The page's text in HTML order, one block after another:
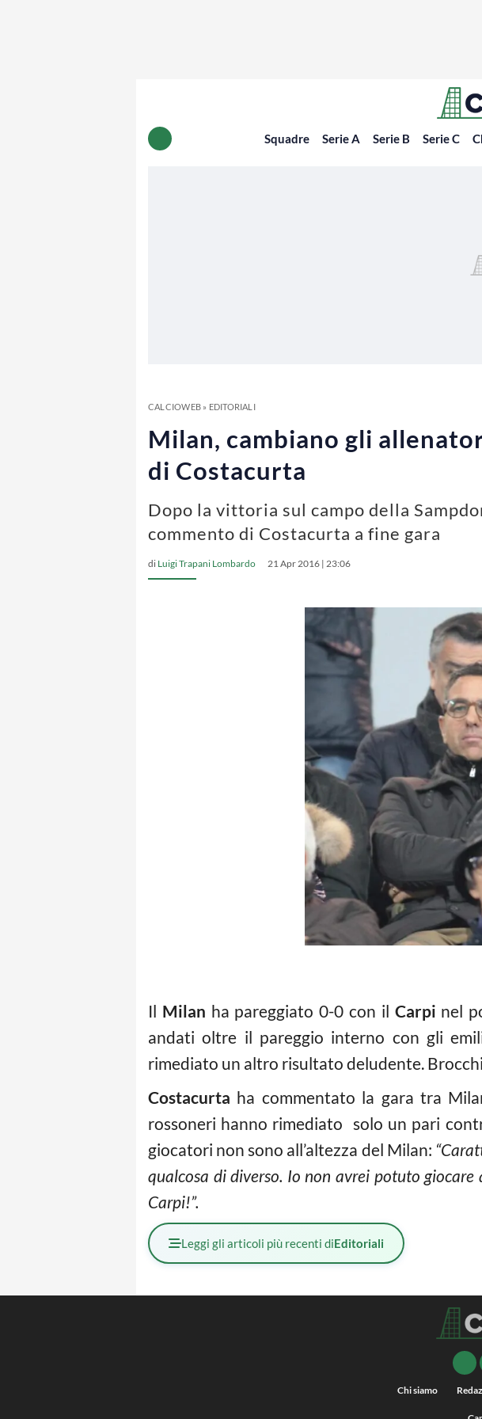
Squadre Serie A Serie B Serie C
CALCIOWEB» EDITORIALI
Milan, cambiano gli
di Costacurta
Dopo la vittoria sul campo della
commento di Costacurta a fine gara
di Luigi Trapani Lombardo 21 Apr 2016 | 23:06
Il Milan ha pareggiato 0-0 con il Carpi nel
andati oltre il pareggio interno con gli
rimediato un altro risultato deludente.
Costacurta ha commentato la gara tra
rossoneri hanno rimediato solo un pari
giocatori non sono all’altezza del Milan:
qualcosa di diverso. Io non avrei potuto
Carpi!”.
Leggi gli articoli più recenti diEditoriali
Chi siamo